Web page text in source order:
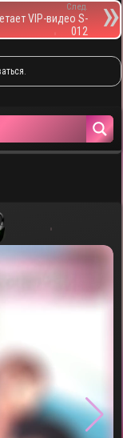
След.
VIP-видео S-
012
.